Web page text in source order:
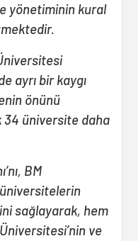
yönetiminin kural
ayrı bir kaygı
önünü
34 üniversite daha
BM
sağlayarak, hem
ve